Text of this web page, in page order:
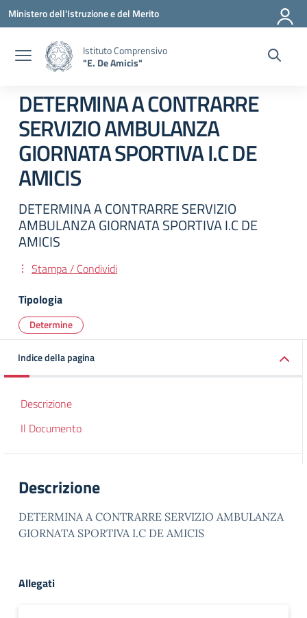
Vai ai contenuti
Vai al menu di navigazione
Vai al footer
Ministero dell'Istruzione e del Merito
Istituto Comprensivo
"E. De Amicis"
DETERMINA A CONTRARRE
SERVIZIO AMBULANZA
GIORNATA SPORTIVA I.C DE
AMICIS
DETERMINA A CONTRARRE SERVIZIO
AMBULANZA GIORNATA SPORTIVA I.C DE
AMICIS
Stampa / Condividi
Tipologia
Determine
Indice della pagina
Descrizione
Il Documento
Descrizione
DETERMINA A CONTRARRE SERVIZIO AMBULANZA
GIORNATA SPORTIVA I.C DE AMICIS
Allegati